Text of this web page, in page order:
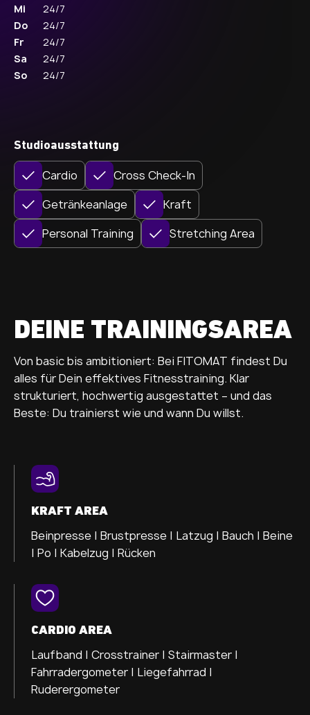
Mi
24/7
Do
24/7
Fr
24/7
Sa
24/7
So
24/7
Studioausstattung
Cardio
Cross Check-In
Getränkeanlage
Kraft
Personal Training
Stretching Area
DEINE TRAININGSAREA
Von basic bis ambitioniert: Bei FITOMAT findest Du
alles für Dein effektives Fitnesstraining. Klar
strukturiert, hochwertig ausgestattet – und das
Beste: Du trainierst wie und wann Du willst.
KRAFT AREA
Beinpresse | Brustpresse | Latzug | Bauch | Beine
| Po | Kabelzug | Rücken
CARDIO AREA
Laufband | Crosstrainer | Stairmaster |
Fahrradergometer | Liegefahrrad |
Ruderergometer